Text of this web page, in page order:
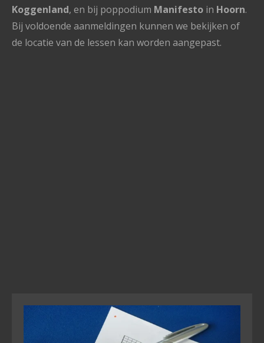
Koggenland, en bij poppodium Manifesto in Hoorn.
Bij voldoende aanmeldingen kunnen we bekijken of
de locatie van de lessen kan worden aangepast.